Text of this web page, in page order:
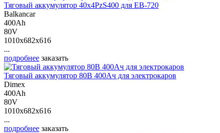
Тяговый аккумулятор 40х4PzS400 для ЕВ-720
Balkancar
400Ah
80V
1010x682x616
...
подробнее заказать
Тяговый аккумулятор 80В 400Ач для электрокаров
Dimex
400Ah
80V
1010x682x616
...
подробнее заказать